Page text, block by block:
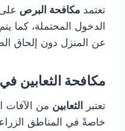
تعتمد مكافحة البرص
الدخول المحتملة، كما
عن المنزل دون إلحاق
مكافحة الثعابين
تعتبر الثعابين من الآفات
خاصةً في المناطق